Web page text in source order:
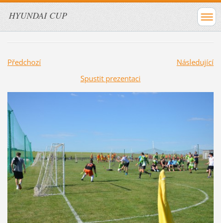
HYUNDAI CUP
Předchozí
Následující
Spustit prezentaci